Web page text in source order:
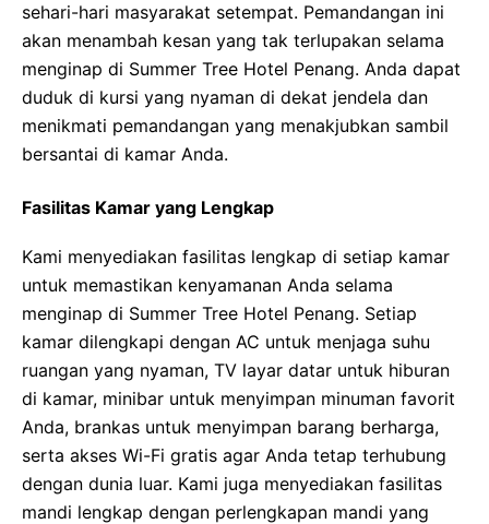
sehari-hari masyarakat setempat. Pemandangan ini
akan menambah kesan yang tak terlupakan selama
menginap di Summer Tree Hotel Penang. Anda dapat
duduk di kursi yang nyaman di dekat jendela dan
menikmati pemandangan yang menakjubkan sambil
bersantai di kamar Anda.
Fasilitas Kamar yang Lengkap
Kami menyediakan fasilitas lengkap di setiap kamar
untuk memastikan kenyamanan Anda selama
menginap di Summer Tree Hotel Penang. Setiap
kamar dilengkapi dengan AC untuk menjaga suhu
ruangan yang nyaman, TV layar datar untuk hiburan
di kamar, minibar untuk menyimpan minuman favorit
Anda, brankas untuk menyimpan barang berharga,
serta akses Wi-Fi gratis agar Anda tetap terhubung
dengan dunia luar. Kami juga menyediakan fasilitas
mandi lengkap dengan perlengkapan mandi yang